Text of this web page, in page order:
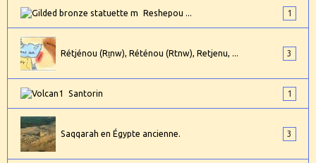
Reshepou ... 1
Rétjénou (Rṯnw), Réténou (Rtnw), Retjenu, ... 3
Santorin 1
Saqqarah en Égypte ancienne. 3